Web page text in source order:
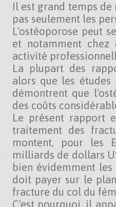
Il est grand temps
pas seulement les
L'ostéoporose peut
et notamment chez
activité
La plupart des
alors que les
démontrent que
des coûts
Le présent rapport
traitement des
montent, pour les
milliards de dollars
bien évidemment
doit payer sur le
fracture du col du
C'est pourquoi, il